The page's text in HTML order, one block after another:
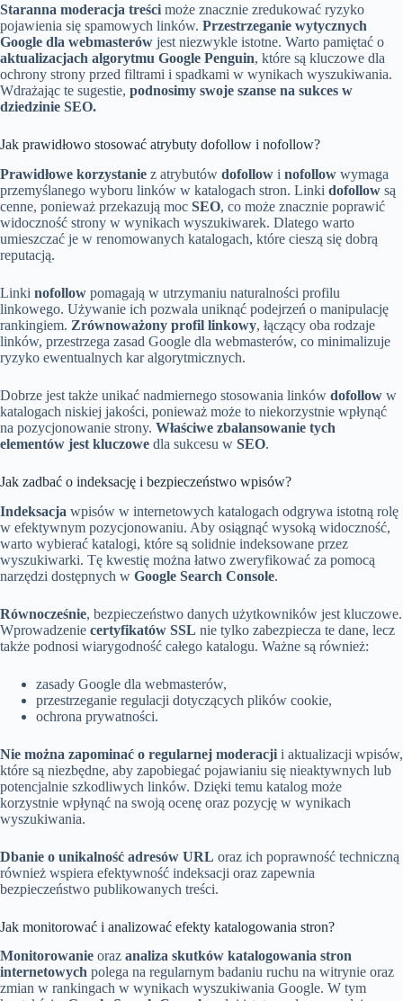
Staranna moderacja treści może znacznie zredukować ryzyko
pojawienia się spamowych linków. Przestrzeganie wytycznych
Google dla webmasterów jest niezwykle istotne. Warto pamiętać o
aktualizacjach algorytmu Google Penguin, które są kluczowe dla
ochrony strony przed filtrami i spadkami w wynikach wyszukiwania.
Wdrażając te sugestie, podnosimy swoje szanse na sukces w
dziedzinie SEO.
Jak prawidłowo stosować atrybuty dofollow i nofollow?
Prawidłowe korzystanie z atrybutów dofollow i nofollow wymaga
przemyślanego wyboru linków w katalogach stron. Linki dofollow są
cenne, ponieważ przekazują moc SEO, co może znacznie poprawić
widoczność strony w wynikach wyszukiwarek. Dlatego warto
umieszczać je w renomowanych katalogach, które cieszą się dobrą
reputacją.
Linki nofollow pomagają w utrzymaniu naturalności profilu
linkowego. Używanie ich pozwala uniknąć podejrzeń o manipulację
rankingiem. Zrównoważony profil linkowy, łączący oba rodzaje
linków, przestrzega zasad Google dla webmasterów, co minimalizuje
ryzyko ewentualnych kar algorytmicznych.
Dobrze jest także unikać nadmiernego stosowania linków dofollow w
katalogach niskiej jakości, ponieważ może to niekorzystnie wpłynąć
na pozycjonowanie strony. Właściwe zbalansowanie tych
elementów jest kluczowe dla sukcesu w SEO.
Jak zadbać o indeksację i bezpieczeństwo wpisów?
Indeksacja wpisów w internetowych katalogach odgrywa istotną rolę
w efektywnym pozycjonowaniu. Aby osiągnąć wysoką widoczność,
warto wybierać katalogi, które są solidnie indeksowane przez
wyszukiwarki. Tę kwestię można łatwo zweryfikować za pomocą
narzędzi dostępnych w Google Search Console.
Równocześnie, bezpieczeństwo danych użytkowników jest kluczowe.
Wprowadzenie certyfikatów SSL nie tylko zabezpiecza te dane, lecz
także podnosi wiarygodność całego katalogu. Ważne są również:
zasady Google dla webmasterów,
przestrzeganie regulacji dotyczących plików cookie,
ochrona prywatności.
Nie można zapominać o regularnej moderacji i aktualizacji wpisów,
które są niezbędne, aby zapobiegać pojawianiu się nieaktywnych lub
potencjalnie szkodliwych linków. Dzięki temu katalog może
korzystnie wpłynąć na swoją ocenę oraz pozycję w wynikach
wyszukiwania.
Dbanie o unikalność adresów URL oraz ich poprawność techniczną
również wspiera efektywność indeksacji oraz zapewnia
bezpieczeństwo publikowanych treści.
Jak monitorować i analizować efekty katalogowania stron?
Monitorowanie oraz analiza skutków katalogowania stron
internetowych polega na regularnym badaniu ruchu na witrynie oraz
zmian w rankingach w wynikach wyszukiwania Google. W tym